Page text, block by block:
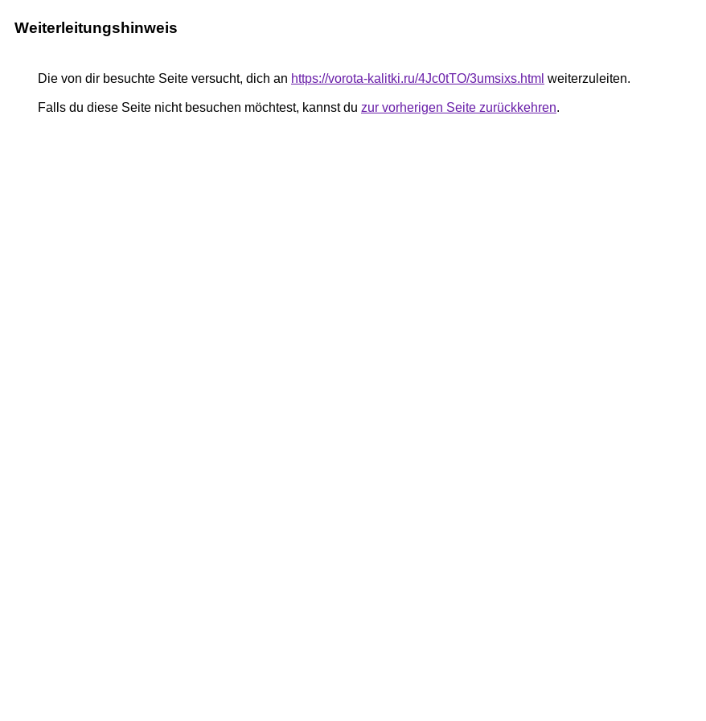
Weiterleitungshinweis
Die von dir besuchte Seite versucht, dich an https://vorota-kalitki.ru/4Jc0tTO/3umsixs.html weiterzuleiten.
Falls du diese Seite nicht besuchen möchtest, kannst du zur vorherigen Seite zurückkehren.